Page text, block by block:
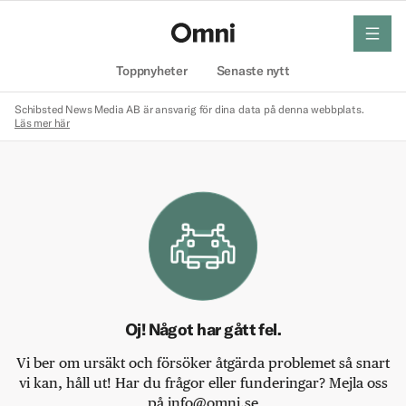
Toppnyheter Senaste nytt
meny
Schibsted News Media AB är ansvarig för dina data på denna webbplats.
Läs mer här
Oj! Något har gått fel.
Vi ber om ursäkt och försöker åtgärda problemet så snart
vi kan, håll ut! Har du frågor eller funderingar? Mejla oss